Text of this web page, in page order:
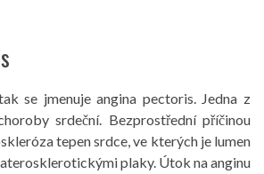
se jmenuje angina pectoris. Jedna z
srdeční. Bezprostřední příčinou
tepen srdce, ve kterých je lumen
plaky. Útok na anginu